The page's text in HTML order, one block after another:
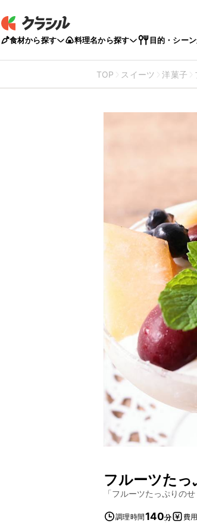
食材から探す 料理名から探す 目的・シー
TOP スイーツ 洋菓子
フルーツた
「フルーツたっぷりの
調理時間140分 費